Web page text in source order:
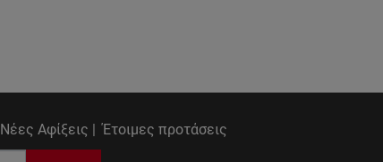
Νέες Αφίξεις | Έτοιμες προτάσεις